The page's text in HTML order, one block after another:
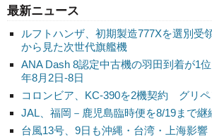
最新ニュース
ルフトハンザ、初期製造777Xを選別
から見た次世代旗艦機
ANA Dash 8認定中古機の羽田到着が1
年8月2日-8日
コロンビア、KC-390を2機契約 グリペ
JAL、福岡－鹿児島臨時便を8/19まで
台風13号、9日も沖縄・台湾・上海影